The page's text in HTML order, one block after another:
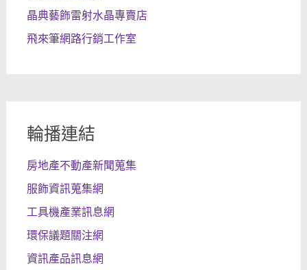
晶典藝飾雷射水晶專賣店
飛來筆網路行銷工作室
輪播連結
房地產不動產新聞蒐集
服飾資訊蒐集網
工具機產業訊息網
環保議題關注網
資訊產品訊息網